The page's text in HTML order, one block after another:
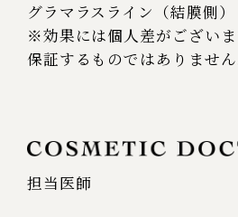
グラマラスライン（結膜側
※効果には個人差がござい
保証するものではありません
担当医師